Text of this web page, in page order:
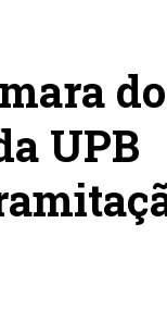
UPB